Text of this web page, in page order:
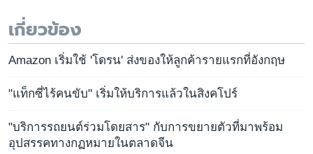
เกี่ยวข้อง
Amazon เริ่มใช้ 'โดรน' ส่งของให้ลูกค้ารายแรกที่อังกฤษ
"แท็กซี่ไร้คนขับ" เริ่มให้บริการแล้วในสิงคโปร์
"บริการรถยนต์ร่วมโดยสาร" กับการขยายตัวที่มาพร้อม
อุปสรรคทางกฏหมายในตลาดจีน